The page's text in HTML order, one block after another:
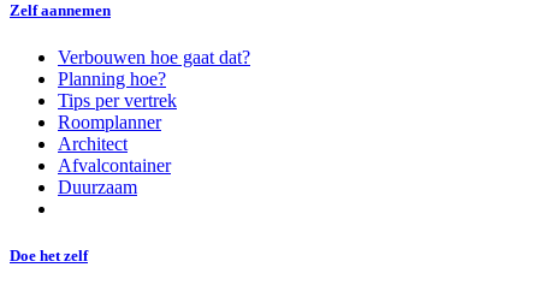
Zelf aannemen
Verbouwen hoe gaat dat?
Planning hoe?
Tips per vertrek
Roomplanner
Architect
Afvalcontainer
Duurzaam
Doe het zelf